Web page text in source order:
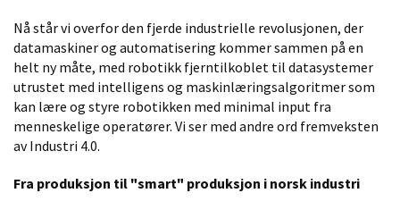
Nå står vi overfor den fjerde industrielle revolusjonen, der
datamaskiner og automatisering kommer sammen på en
helt ny måte, med robotikk fjerntilkoblet til datasystemer
utrustet med intelligens og maskinlæringsalgoritmer som
kan lære og styre robotikken med minimal input fra
menneskelige operatører. Vi ser med andre ord fremveksten
av Industri 4.0.
Fra produksjon til "smart" produksjon i norsk industri